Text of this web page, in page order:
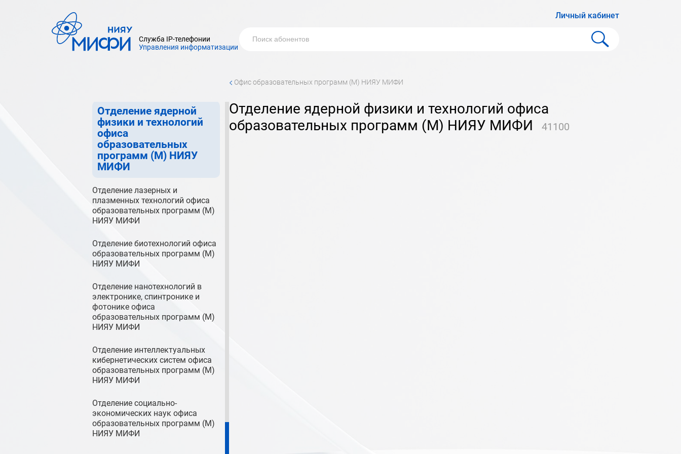
Служба IP-телефонии
Управления информатизации
Личный кабинет
управления международного
развития и экспорта образования
НИЯУ МИФИ
Отделение ядерной
физики и технологий
офиса
образовательных
программ (М) НИЯУ
МИФИ
Отделение лазерных и
плазменных технологий офиса
образовательных программ (М)
НИЯУ МИФИ
Отделение биотехнологий офиса
образовательных программ (М)
НИЯУ МИФИ
Отделение нанотехнологий в
электронике, спинтронике и
фотонике офиса
образовательных программ (М)
НИЯУ МИФИ
Отделение интеллектуальных
кибернетических систем офиса
образовательных программ (М)
НИЯУ МИФИ
Отделение социально-
экономических наук офиса
образовательных программ (М)
НИЯУ МИФИ
< офис образовательных программ (М) НИЯУ МИФИ
отделение ядерной физики и технологий офиса
образовательных программ (М) НИЯУ МИФИ
41100